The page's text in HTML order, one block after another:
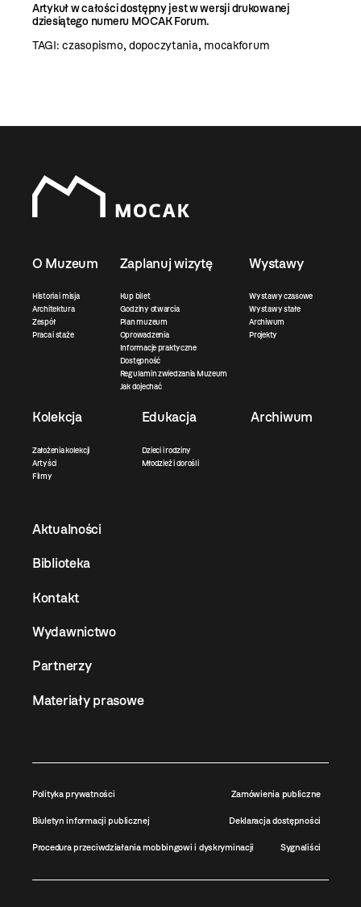
Artykuł w całości dostępny jest w wersji drukowanej
dziesiątego numeru MOCAK Forum.
TAGI:czasopismo, dopoczytania, mocakforum
O Muzeum
Historia i misja
Architektura
Zespół
Praca i staże
Zaplanuj wizytę
Kup bilet
Godziny otwarcia
Plan muzeum
Oprowadzenia
Informacje praktyczne
Dostępność
Regulamin zwiedzania Muzeum
Jak dojechać
Wystawy
Wystawy czasowe
Wystawy stałe
Archiwum
Projekty
Kolekcja
Założenia kolekcji
Artyści
Filmy
Edukacja
Dzieci i rodziny
Młodzież i dorośli
Archiwum
Aktualności
Biblioteka
Kontakt
Wydawnictwo
Partnerzy
Materiały prasowe
Polityka prywatności Zamówienia publiczne
Biuletyn informacji publicznej Deklaracja dostępności
Procedura przeciwdziałania mobbingowi i dyskryminacji Sygnaliści